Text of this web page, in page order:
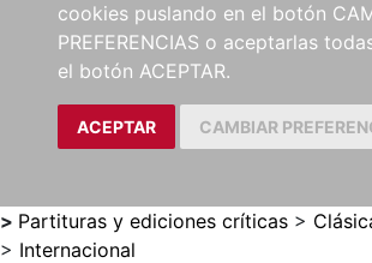
cookies puslando en el botón
PREFERENCIAS o aceptarlas
el botón ACEPTAR.
ACEPTAR CAMBIAR
> Partituras y ediciones críticas >
> Internacional